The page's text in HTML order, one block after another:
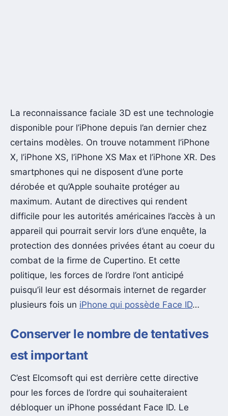
La reconnaissance faciale 3D est une technologie
disponible pour l’iPhone depuis l’an dernier chez
certains modèles. On trouve notamment l’iPhone
X, l’iPhone XS, l’iPhone XS Max et l’iPhone XR. Des
smartphones qui ne disposent d’une porte
dérobée et qu’Apple souhaite protéger au
maximum. Autant de directives qui rendent
difficile pour les autorités américaines l’accès à un
appareil qui pourrait servir lors d’une enquête, la
protection des données privées étant au coeur du
combat de la firme de Cupertino. Et cette
politique, les forces de l’ordre l’ont anticipé
puisqu’il leur est désormais internet de regarder
plusieurs fois un iPhone qui possède Face ID…
Conserver le nombre de tentatives
est important
C’est Elcomsoft qui est derrière cette directive
pour les forces de l’ordre qui souhaiteraient
débloquer un iPhone possédant Face ID. Le